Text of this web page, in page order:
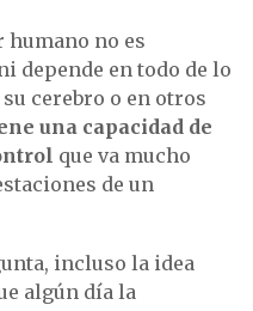
humano no es
depende en todo de lo
cerebro o en otros
una capacidad de
que va mucho
de un
incluso la idea
algún día la